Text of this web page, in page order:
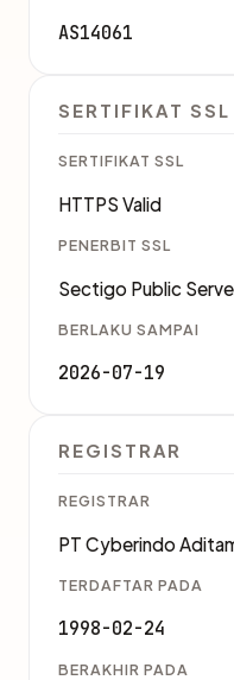
AS14061
SERTIFIKAT SSL
SERTIFIKAT SSL
HTTPS Valid
PENERBIT SSL
Sectigo Public
BERLAKU SAMPAI
2026-07-19
REGISTRAR
REGISTRAR
PT Cyberindo
TERDAFTAR PADA
1998-02-24
BERAKHIR PADA